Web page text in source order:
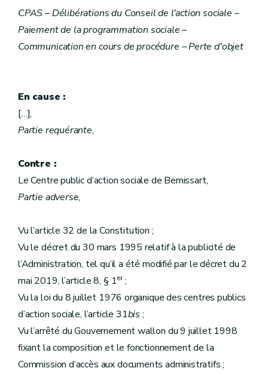
CPAS – Délibérations du Conseil de l'action sociale –
Paiement de la programmation sociale –
Communication en cours de procédure – Perte d'objet
En cause :
[…],
Partie requérante,
Contre :
Le Centre public d’action sociale de Bernissart,
Partie adverse,
Vu l’article 32 de la Constitution ;
Vu le décret du 30 mars 1995 relatif à la publicité de
l’Administration, tel qu’il a été modifié par le décret du 2
mai 2019, l’article 8, § 1er;
Vu la loi du 8 juillet 1976 organique des centres publics
d’action sociale, l’article 31bis ;
Vu l’arrêté du Gouvernement wallon du 9 juillet 1998
fixant la composition et le fonctionnement de la
Commission d’accès aux documents administratifs ;